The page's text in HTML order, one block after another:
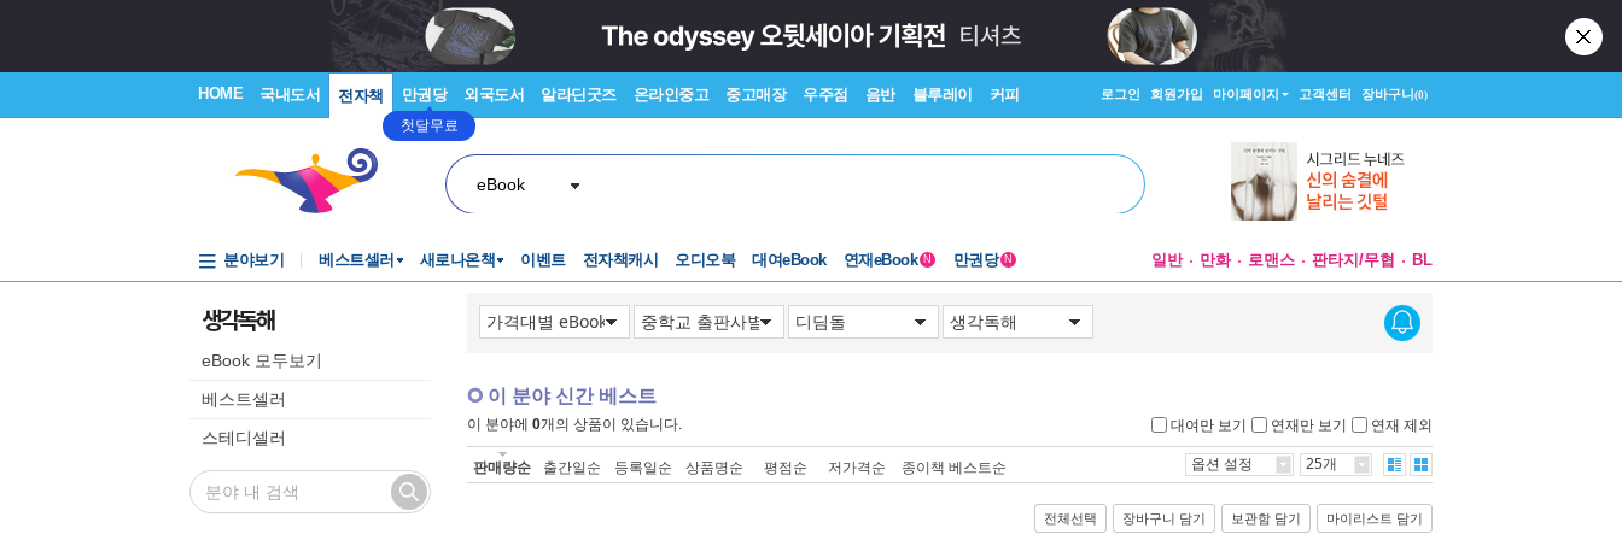
HOME 국내도서 전자책 만권당
첫달무료
외국도서 알라딘굿즈 온라인중고 중고매장 우주점 음반 블루레이 커피 로그인 회원가입 마이페이지 고객센터 장바구니(0)
eBook
분야보기 베스트셀러 새로나온책 이벤트 전자책캐시 오디오북 대여eBook 연재eBook N 만권당 N 일반 만화 로맨스 판타지/무협 BL
생각독해
eBook 모두보기
베스트셀러
스테디셀러
이 분야 신간 베스트
이 분야에 0개의 상품이 있습니다. 대여만 보기 연재만 보기 연재 제외
판매량순 출간일순 등록일순 상품명순 평점순 저가격순 종이책 베스트순 옵션 설정 25개
전체선택 장바구니 담기 보관함 담기 마이리스트 담기